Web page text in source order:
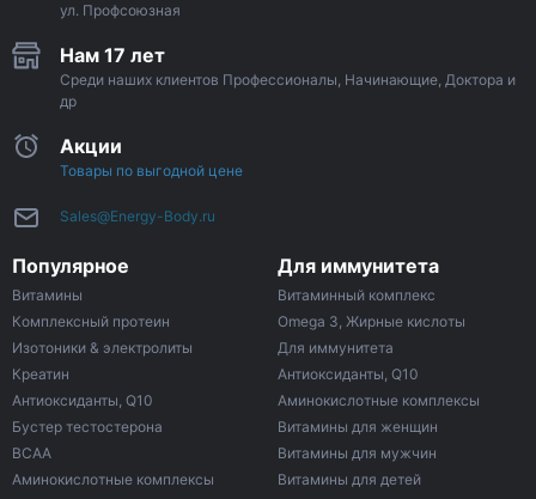
ул. Профсоюзная
Нам 17 лет
Среди наших клиентов Профессионалы, Начинающие, Доктора и
др
Акции
Товары по выгодной цене
Sales@Energy-Body.ru
Популярное
Витамины
Комплексный протеин
Изотоники & электролиты
Креатин
Антиоксиданты, Q10
Бустер тестостерона
ВСАА
Аминокислотные комплексы
Для иммунитета
Витаминный комплекс
Omega 3, Жирные кислоты
Для иммунитета
Антиоксиданты, Q10
Аминокислотные комплексы
Витамины для женщин
Витамины для мужчин
Витамины для детей